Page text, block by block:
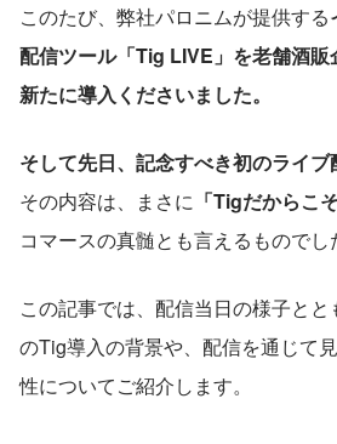
このたび、弊社パロニムが提供する
配信ツール「Tig LIVE」を老舗酒販
新たに導入くださいました。
そして先日、記念すべき初のライブ
その内容は、まさに 「Tigだからこ
コマースの真髄とも言えるものでし
この記事では、配信当日の様子と
のTig導入の背景や、配信を通じて
性についてご紹介します。